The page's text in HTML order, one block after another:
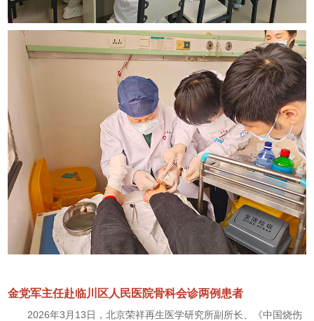
金党军主任赴临川区人民医院骨科会诊两例患者
2026年3月13日，北京荣祥再生医学研究所副所长、《中国烧伤